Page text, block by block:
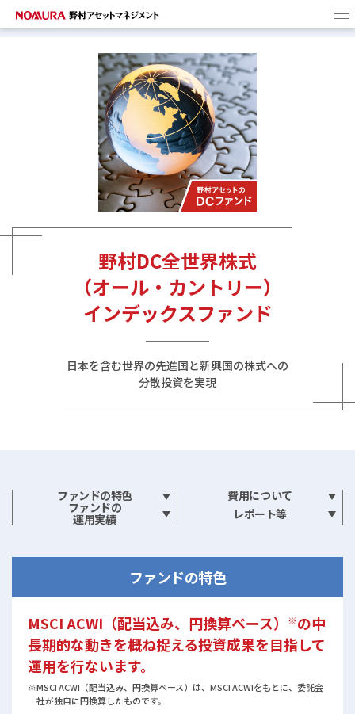
DCファンド
ターゲットイヤー・ファンドとは
商品選びのヒント
野村DC全世界株式
（オール・カントリー）
インデックスファンド
日本を含む世界の先進国と新興国の株式への
分散投資を実現
ファンドの特色 費用について
ファンドの
運用実績 レポート等
ファンドの特色
MSCI ACWI（配当込み、円換算ベース） ※の中
長期的な動きを概ね捉える投資成果を目指して
運用を行ないます。
※MSCI ACWI（配当込み、円換算ベース）は、MSCI ACWIをもとに、委託会
社が独⾃に円換算したものです。